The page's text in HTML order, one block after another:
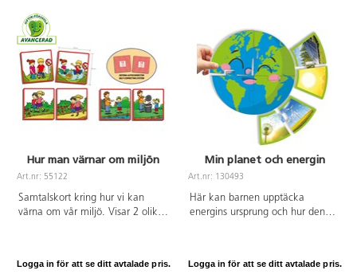
med rörelse, matematik och
skapande verksamhet. I
lärarhandledningen hittar du
totalt 30 olika övningar och
tillhörande material. Övningarna
är uppdelade på tre åldersnivåer
(10 per nivå): liten 1-2 år, mellan
2-4 år och stor 4-6 år.
Hur man värnar om miljön
Art.nr: 55122
Samtalskort kring hur vi kan
värna om vår miljö. Visar 2 olika
system på baksidan. Av kraftig
Logga in för att se ditt avtalade pris.
Min planet och energin
Art.nr: 130493
Här kan barnen upptäcka
energins ursprung och hur den
energikällor.
Logga in för att se ditt avtalade pris.